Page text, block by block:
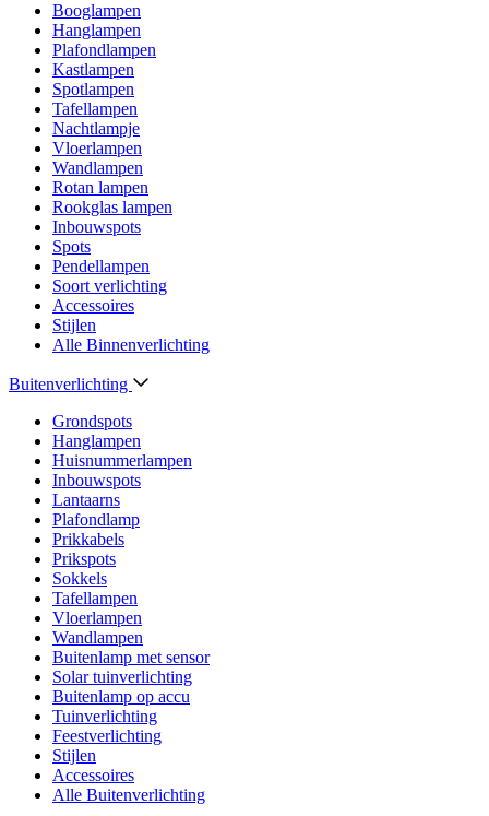
Booglampen
Hanglampen
Plafondlampen
Kastlampen
Spotlampen
Tafellampen
Nachtlampje
Vloerlampen
Wandlampen
Rotan lampen
Rookglas lampen
Inbouwspots
Spots
Pendellampen
Soort verlichting
Accessoires
Stijlen
Alle Binnenverlichting
Buitenverlichting
Grondspots
Hanglampen
Huisnummerlampen
Inbouwspots
Lantaarns
Plafondlamp
Prikkabels
Prikspots
Sokkels
Tafellampen
Vloerlampen
Wandlampen
Buitenlamp met sensor
Solar tuinverlichting
Buitenlamp op accu
Tuinverlichting
Feestverlichting
Stijlen
Accessoires
Alle Buitenverlichting